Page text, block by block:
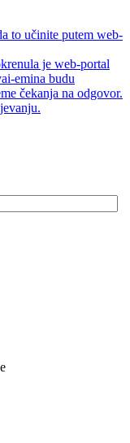
to učinite putem web-
je web-portal
emina budu
čekanja na odgovor.